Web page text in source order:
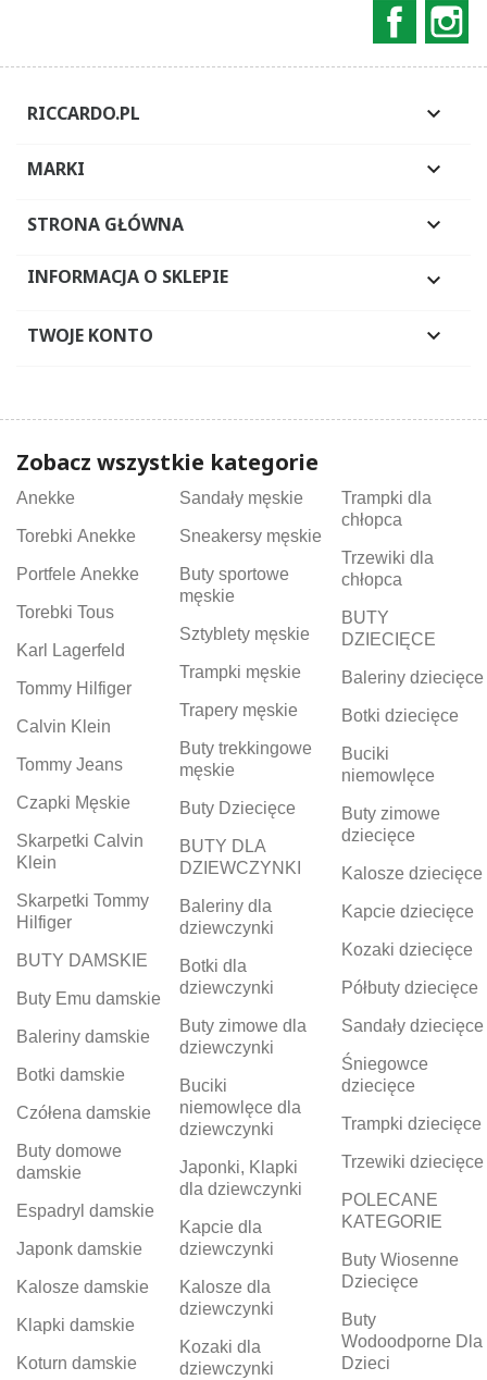
RICCARDO.PL 
MARKI 
STRONA GŁÓWNA 
INFORMACJA O SKLEPIE 
TWOJE KONTO 
Zobacz wszystkie kategorie
Anekke
Torebki Anekke
Portfele Anekke
Torebki Tous
Karl Lagerfeld
Tommy Hilfiger
Calvin Klein
Tommy Jeans
Czapki Męskie
Skarpetki Calvin
Klein
Skarpetki Tommy
Hilfiger
BUTY DAMSKIE
Buty Emu damskie
Baleriny damskie
Botki damskie
Czółena damskie
Buty domowe
damskie
Espadryl damskie
Japonk damskie
Kalosze damskie
Klapki damskie
Koturn damskie
Sandały męskie
Sneakersy męskie
Buty sportowe
męskie
Sztyblety męskie
Trampki męskie
Trapery męskie
Buty trekkingowe
męskie
Buty Dziecięce
BUTY DLA
DZIEWCZYNKI
Baleriny dla
dziewczynki
Botki dla
dziewczynki
Buty zimowe dla
dziewczynki
Buciki
niemowlęce dla
dziewczynki
Japonki, Klapki
dla dziewczynki
Kapcie dla
dziewczynki
Kalosze dla
dziewczynki
Kozaki dla
dziewczynki
Trampki dla
chłopca
Trzewiki dla
chłopca
BUTY
DZIECIĘCE
Baleriny dziecięce
Botki dziecięce
Buciki
niemowlęce
Buty zimowe
dziecięce
Kalosze dziecięce
Kapcie dziecięce
Kozaki dziecięce
Półbuty dziecięce
Sandały dziecięce
Śniegowce
dziecięce
Trampki dziecięce
Trzewiki dziecięce
POLECANE
KATEGORIE
Buty Wiosenne
Dziecięce
Buty
Wodoodporne Dla
Dzieci